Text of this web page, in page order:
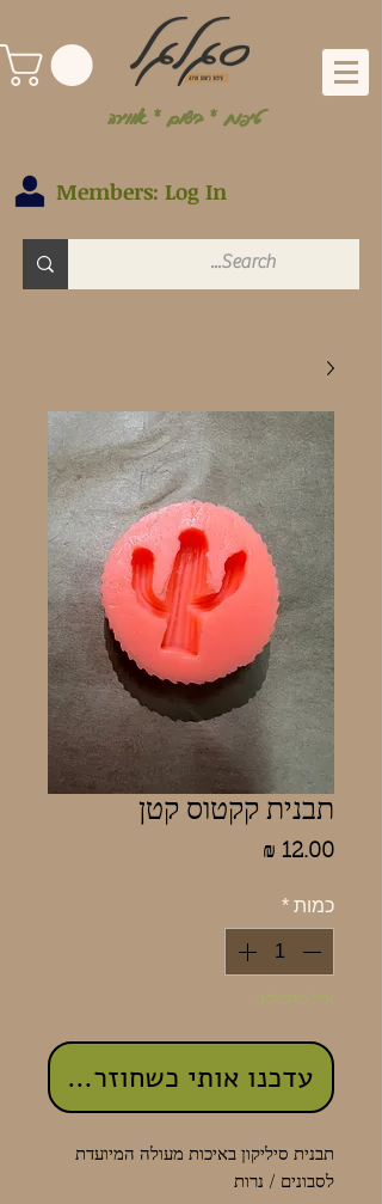
טיפוח * בישום * אווירה
Members: Log In
תבנית קקטוס קטן
כמות *
אזל מהמלאי
עדכנו אותי כשחוזר למלאי
תבנית סיליקון באיכות מעולה המיועדת
לסבונים / נרות